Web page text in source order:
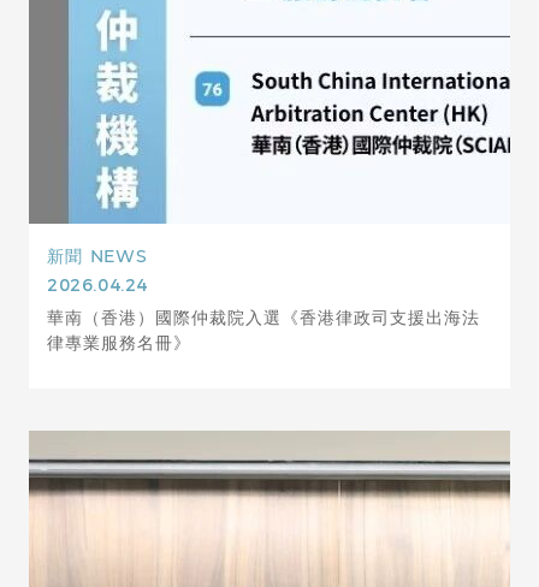
新聞 NEWS
2026.04.24
華南（香港）國際仲裁院入選《香港律政司支援出海法
律專業服務名冊》